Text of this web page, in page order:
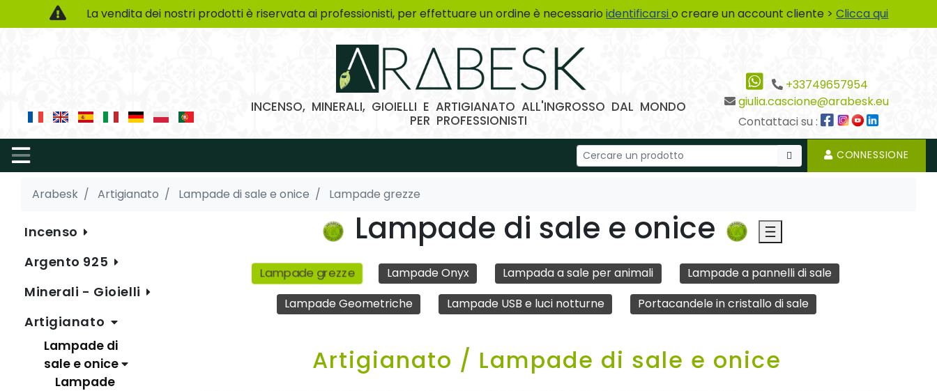
La vendita dei nostri prodotti è riservata ai professionisti, per effettuare un ordine è necessarioidentificarsio creare un account cliente >Clicca qui
INCENSO, MINERALI, GIOIELLI E ARTIGIANATO ALL'INGROSSO DAL MONDO
PER PROFESSIONISTI
+33749657954
giulia.cascione@arabesk.eu
Contattaci su :
CONNESSIONE
Arabesk Artigianato Lampade di sale e onice Lampade grezze
Incenso
Argento 925
Minerali - Gioielli
Artigianato
Lampade di
sale e onice
Lampade
Lampade di sale e onice
Lampade grezze Lampade Onyx Lampada a sale per animali
Lampade a pannelli di sale
Lampade Geometriche
Lampade USB e luci notturne Portacandele in cristallo di sale
Artigianato / Lampade di sale e onice